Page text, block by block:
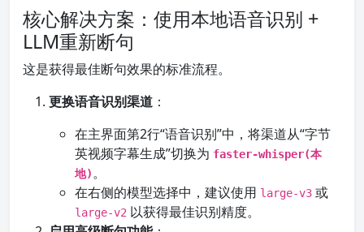
核心解决方案：使用本地语音识别 +
LLM重新断句
这是获得最佳断句效果的标准流程。
更换语音识别渠道 ：
在主界面第2行“语音识别”中，将渠道从“字节
英视频字幕生成”切换为 faster-whisper(本
地)。
在右侧的模型选择中，建议使用 large-v3 或
large-v2 以获得最佳识别精度。